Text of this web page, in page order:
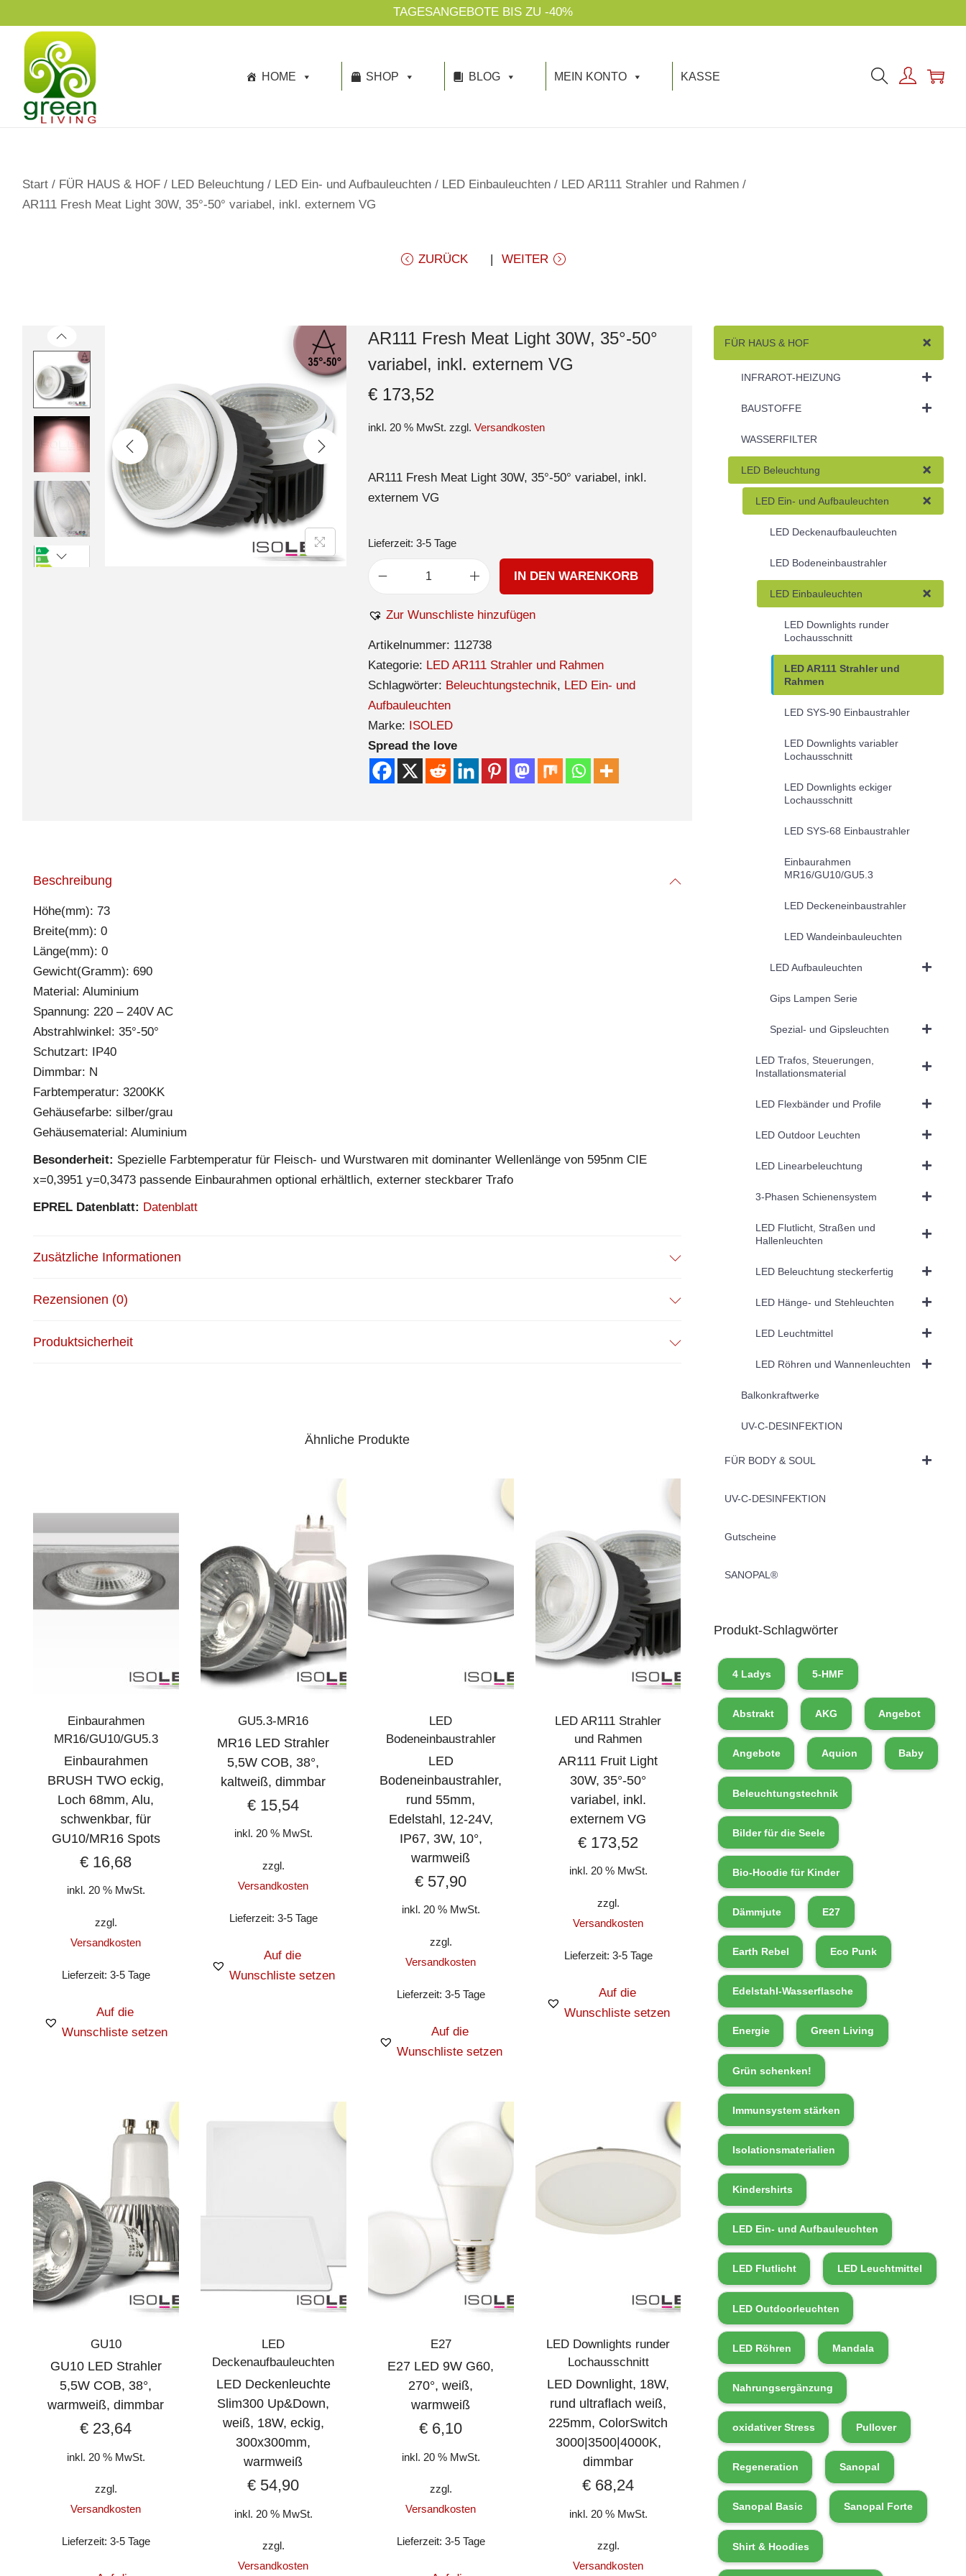
p
TAGESANGEBOTE BIS ZU -40%
HOME SHOP BLOG MEIN KONTO KASSE
Start / FÜR HAUS & HOF / LED Beleuchtung / LED Ein- und Aufbauleuchten / LED Einbauleuchten / LED AR111 Strahler und Rahmen /
AR111 Fresh Meat Light 30W, 35°-50° variabel, inkl. externem VG
ZURÜCK WEITER
AR111 Fresh Meat Light 30W, 35°-50°
variabel, inkl. externem VG
€173,52
inkl. 20 % MwSt. zzgl. Versandkosten
AR111 Fresh Meat Light 30W, 35°-50° variabel, inkl.
externem VG
Lieferzeit: 3-5 Tage
IN DEN WARENKORB
Zur Wunschliste hinzufügen
Artikelnummer: 112738
Kategorie: LED AR111 Strahler und Rahmen
Schlagwörter: Beleuchtungstechnik, LED Ein- und
Aufbauleuchten
Marke: ISOLED
Spread the love
Beschreibung
Höhe(mm): 73
Breite(mm): 0
Länge(mm): 0
Gewicht(Gramm): 690
Material: Aluminium
Spannung: 220 – 240V AC
Abstrahlwinkel: 35°-50°
Schutzart: IP40
Dimmbar: N
Farbtemperatur: 3200KK
Gehäusefarbe: silber/grau
Gehäusematerial: Aluminium
Besonderheit: Spezielle Farbtemperatur für Fleisch- und Wurstwaren mit dominanter Wellenlänge von 595nm CIE
x=0,3951 y=0,3473 passende Einbaurahmen optional erhältlich, externer steckbarer Trafo
EPREL Datenblatt: Datenblatt
Zusätzliche Informationen
Rezensionen (0)
Produktsicherheit
Ähnliche Produkte
Einbaurahmen
MR16/GU10/GU5.3
Einbaurahmen
BRUSH TWO eckig,
Loch 68mm, Alu,
schwenkbar, für
GU10/MR16 Spots
€ 16,68
inkl. 20 % MwSt.
zzgl.
Versandkosten
Lieferzeit: 3-5 Tage
Auf die
Wunschliste setzen
GU5.3-MR16
MR16 LED Strahler
5,5W COB, 38°,
kaltweiß, dimmbar
€ 15,54
inkl. 20 % MwSt.
zzgl.
Versandkosten
Lieferzeit: 3-5 Tage
Auf die
Wunschliste setzen
LED
Bodeneinbaustrahler
LED
Bodeneinbaustrahler,
rund 55mm,
Edelstahl, 12-24V,
IP67, 3W, 10°,
warmweiß
€ 57,90
inkl. 20 % MwSt.
zzgl.
Versandkosten
Lieferzeit: 3-5 Tage
Auf die
Wunschliste setzen
LED AR111 Strahler
und Rahmen
AR111 Fruit Light
30W, 35°-50°
variabel, inkl.
externem VG
€ 173,52
inkl. 20 % MwSt.
zzgl.
Versandkosten
Lieferzeit: 3-5 Tage
Auf die
Wunschliste setzen
GU10
GU10 LED Strahler
5,5W COB, 38°,
warmweiß, dimmbar
€ 23,64
inkl. 20 % MwSt.
zzgl.
Versandkosten
Lieferzeit: 3-5 Tage
LED
Deckenaufbauleuchten
LED Deckenleuchte
Slim300 Up&Down,
weiß, 18W, eckig,
300x300mm,
warmweiß
€ 54,90
inkl. 20 % MwSt.
zzgl.
Versandkosten
E27
E27 LED 9W G60,
270°, weiß,
warmweiß
€ 6,10
inkl. 20 % MwSt.
zzgl.
Versandkosten
Lieferzeit: 3-5 Tage
LED Downlights runder
Lochausschnitt
LED Downlight, 18W,
rund ultraflach weiß,
225mm, ColorSwitch
3000|3500|4000K,
dimmbar
€ 68,24
inkl. 20 % MwSt.
zzgl.
Versandkosten
FÜR HAUS & HOF
INFRAROT-HEIZUNG
BAUSTOFFE
WASSERFILTER
LED Beleuchtung
LED Ein- und Aufbauleuchten
LED Deckenaufbauleuchten
LED Bodeneinbaustrahler
LED Einbauleuchten
LED Downlights runder
Lochausschnitt
LED AR111 Strahler und
Rahmen
LED SYS-90 Einbaustrahler
LED Downlights variabler
Lochausschnitt
LED Downlights eckiger
Lochausschnitt
LED SYS-68 Einbaustrahler
Einbaurahmen
MR16/GU10/GU5.3
LED Deckeneinbaustrahler
LED Wandeinbauleuchten
LED Aufbauleuchten
Gips Lampen Serie
Spezial- und Gipsleuchten
LED Trafos, Steuerungen,
Installationsmaterial
LED Flexbänder und Profile
LED Outdoor Leuchten
LED Linearbeleuchtung
3-Phasen Schienensystem
LED Flutlicht, Straßen und
Hallenleuchten
LED Beleuchtung steckerfertig
LED Hänge- und Stehleuchten
LED Leuchtmittel
LED Röhren und Wannenleuchten
Balkonkraftwerke
UV-C-DESINFEKTION
FÜR BODY & SOUL
UV-C-DESINFEKTION
Gutscheine
SANOPAL®
Produkt-Schlagwörter
4 Ladys 5-HMF
Abstrakt AKG Angebot
Angebote Aquion Baby
Beleuchtungstechnik
Bilder für die Seele
Bio-Hoodie für Kinder
Dämmjute E27
Earth Rebel Eco Punk
Edelstahl-Wasserflasche
Energie Green Living
Grün schenken!
Immunsystem stärken
Isolationsmaterialien
Kindershirts
LED Ein- und Aufbauleuchten
LED Flutlicht LED Leuchtmittel
LED Outdoorleuchten
LED Röhren Mandala
Nahrungsergänzung
oxidativer Stress Pullover
Regeneration Sanopal
Sanopal Basic Sanopal Forte
Shirt & Hoodies